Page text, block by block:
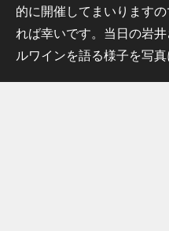
的に開催してまいります
れば幸いです。当日の岩
ルワインを語る様子を写真